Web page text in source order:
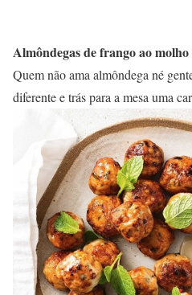
Almôndegas de frango ao
Quem não ama almôndega né
diferente e trás para a mesa uma